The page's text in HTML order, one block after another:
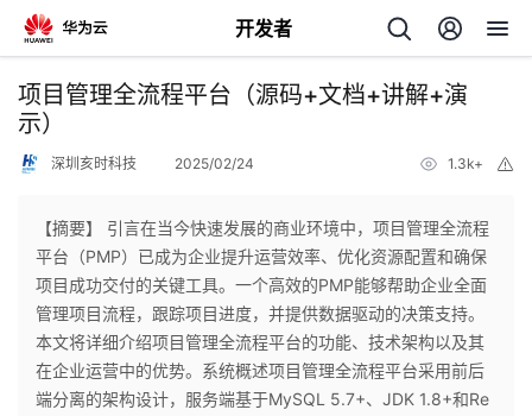
开发者
返
回
个
人
主
我
的
项目管理全流程平台（源码+文档+讲解+演
示）
深圳亥时科技 2025/02/24 1.3k+
【摘要】 引言在当今快速发展的商业环境中，项目管理全流程
平台（PMP）已成为企业提升运营效率、优化资源配置和确保
项目成功交付的关键工具。一个高效的PMP能够帮助企业全面
管理项目流程，跟踪项目进度，并提供数据驱动的决策支持。
本文将详细介绍项目管理全流程平台的功能、技术架构以及其
在企业运营中的优势。系统概述项目管理全流程平台采用前后
端分离的架构设计，服务端基于MySQL 5.7+、JDK 1.8+和Re